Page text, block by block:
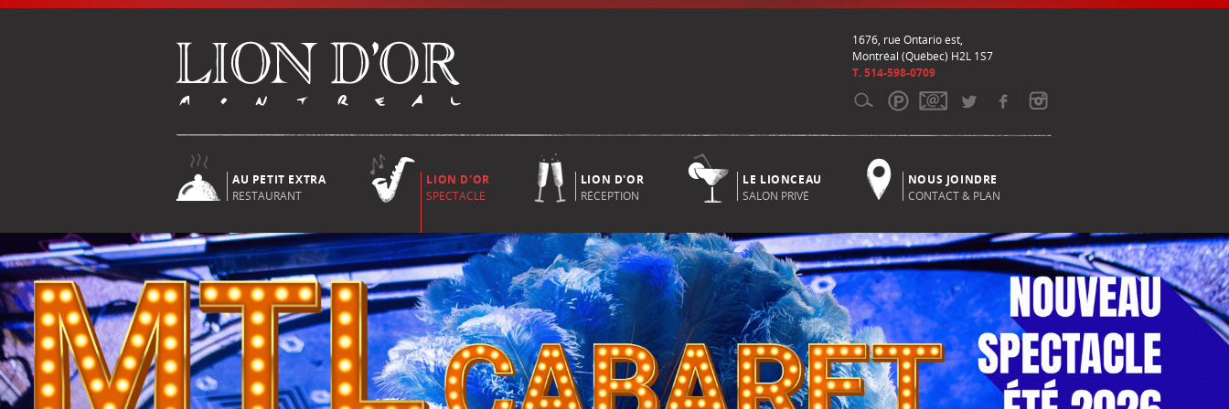
1676, rue Ontario est,
Montréal (Québec) H2L 1S7
T. 514-598-0709
AU PETIT EXTRA
RESTAURANT
LION D'OR
SPECTACLE
LION D'OR
RÉCEPTION
LE LIONCEAU
SALON PRIVÉ
NOUS JOINDRE
CONTACT & PLAN